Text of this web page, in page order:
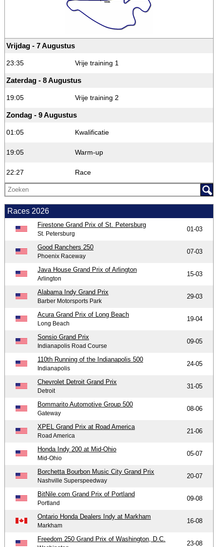
Vrijdag - 7 Augustus
23:35 Vrije training 1
Zaterdag - 8 Augustus
19:05 Vrije training 2
Zondag - 9 Augustus
01:05 Kwalificatie
19:05 Warm-up
22:27 Race
Races 2026
Firestone Grand Prix of St. Petersburg
St. Petersburg
01-03
Good Ranchers 250
Phoenix Raceway
07-03
Java House Grand Prix of Arlington
Arlington
15-03
Alabama Indy Grand Prix
Barber Motorsports Park
29-03
Acura Grand Prix of Long Beach
Long Beach
19-04
Sonsio Grand Prix
Indianapolis Road Course
09-05
110th Running of the Indianapolis 500
Indianapolis
24-05
Chevrolet Detroit Grand Prix
Detroit
31-05
Bommarito Automotive Group 500
Gateway
08-06
XPEL Grand Prix at Road America
Road America
21-06
Honda Indy 200 at Mid-Ohio
Mid-Ohio
05-07
Borchetta Bourbon Music City Grand Prix
Nashville Superspeedway
20-07
BitNile.com Grand Prix of Portland
Portland
09-08
Ontario Honda Dealers Indy at Markham
Markham
16-08
Freedom 250 Grand Prix of Washington, D.C.
23-08